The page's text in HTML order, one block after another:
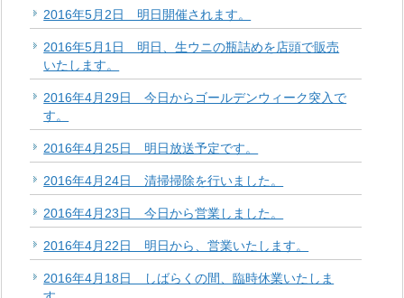
2016年5月2日 明日開催されます。
2016年5月1日 明日、生ウニの瓶詰めを店頭で販売
いたします。
2016年4月29日 今日からゴールデンウィーク突入で
す。
2016年4月25日 明日放送予定です。
2016年4月24日 清掃掃除を行いました。
2016年4月23日 今日から営業しました。
2016年4月22日 明日から、営業いたします。
2016年4月18日 しばらくの間、臨時休業いたしま